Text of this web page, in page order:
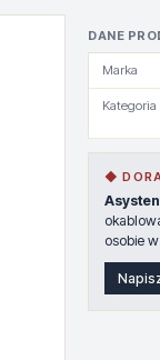
DANE
Marka
Kategoria
◆
osobie